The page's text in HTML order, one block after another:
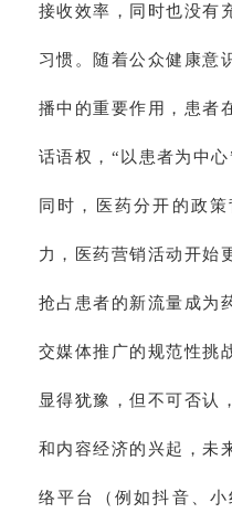
接收效率，同时也没有
习惯。随着公众健康意
播中的重要作用，患者
话语权，“以患者为中
同时，医药分开的政
力，医药营销活动开始
抢占患者的新流量成为
交媒体推广的规范性挑
显得犹豫，但不可否认
和内容经济的兴起，未
络平台（例如抖音、